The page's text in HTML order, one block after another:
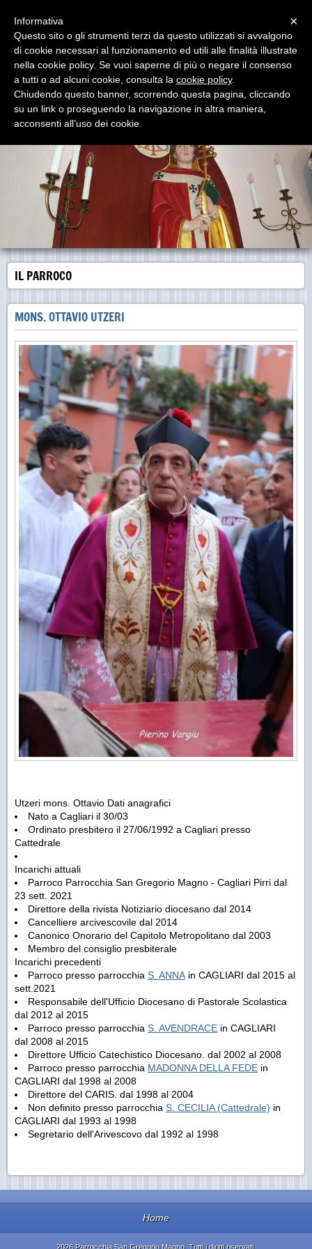
Parrocchia San Gregorio Magno
Via del Borghetto - Pirri Cagliari
IL PARROCO
MONS. OTTAVIO UTZERI
Utzeri mons. Ottavio Dati anagrafici
Nato a Cagliari il 30/03
Ordinato presbitero il 27/06/1992 a Cagliari presso
Cattedrale
Incarichi attuali
Parroco Parrocchia San Gregorio Magno - Cagliari Pirri dal
23 sett. 2021
Direttore della rivista Notiziario diocesano dal 2014
Cancelliere arcivescovile dal 2014
Canonico Onorario del Capitolo Metropolitano dal 2003
Membro del consiglio presbiterale
Incarichi precedenti
Parroco presso parrocchia S. ANNA in CAGLIARI dal 2015 al
sett.2021
Responsabile dell'Ufficio Diocesano di Pastorale Scolastica
dal 2012 al 2015
Parroco presso parrocchia S. AVENDRACE in CAGLIARI
dal 2008 al 2015
Direttore Ufficio Catechistico Diocesano. dal 2002 al 2008
Parroco presso parrocchia MADONNA DELLA FEDE in
CAGLIARI dal 1998 al 2008
Direttore del CARIS. dal 1998 al 2004
Non definito presso parrocchia S. CECILIA (Cattedrale) in
CAGLIARI dal 1993 al 1998
Segretario dell'Arivescovo dal 1992 al 1998
Home
2026 Parrocchia San Gregorio Magno. Tutti i diritti riservati.
×
Informativa
Questo sito o gli strumenti terzi da questo utilizzati si avvalgono
di cookie necessari al funzionamento ed utili alle finalità illustrate
nella cookie policy. Se vuoi saperne di più o negare il consenso
a tutti o ad alcuni cookie, consulta la cookie policy.
Chiudendo questo banner, scorrendo questa pagina, cliccando
su un link o proseguendo la navigazione in altra maniera,
acconsenti all’uso dei cookie.